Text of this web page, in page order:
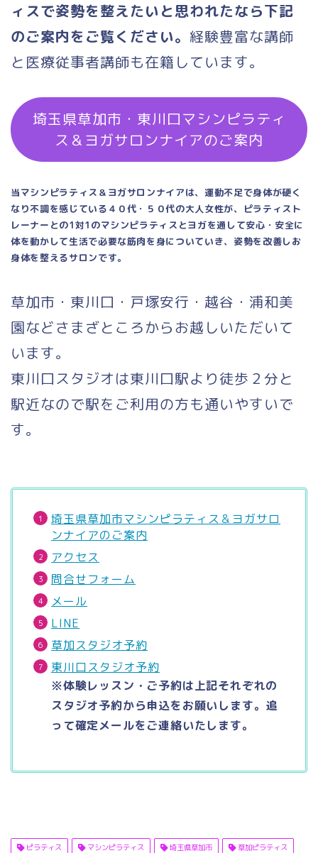
ィスで姿勢を整えたいと思われたなら下記
のご案内をご覧ください。 経験豊富な講師
と医療従事者講師も在籍しています。
埼玉県草加市・東川口マシンピラティ
ス＆ヨガサロンナイアのご案内
当マシンピラティス＆ヨガサロンナイアは、運動不足で身体が硬く
なり不調を感じている４０代・５０代の大人女性が、ピラティスト
レーナーとの1対1のマシンピラティスとヨガを通して安心・安全に
体を動かして生活で必要な筋肉を身についていき、姿勢を改善しお
身体を整えるサロンです。
草加市・東川口・戸塚安行・越谷・浦和美
園などさまざところからお越しいただいて
います。
東川口スタジオは東川口駅より徒歩２分と
駅近なので駅をご利用の方も通いやすいで
す。
埼玉県草加市マシンピラティス＆ヨガサロ
ンナイアのご案内
アクセス
問合せフォーム
メール
LINE
草加スタジオ予約
東川口スタジオ予約
※体験レッスン・ご予約は上記それぞれの
スタジオ予約から申込をお願いします。追
って確定メールをご連絡いたします。
ピラティス マシンピラティス 埼玉県草加市 草加ピラティス